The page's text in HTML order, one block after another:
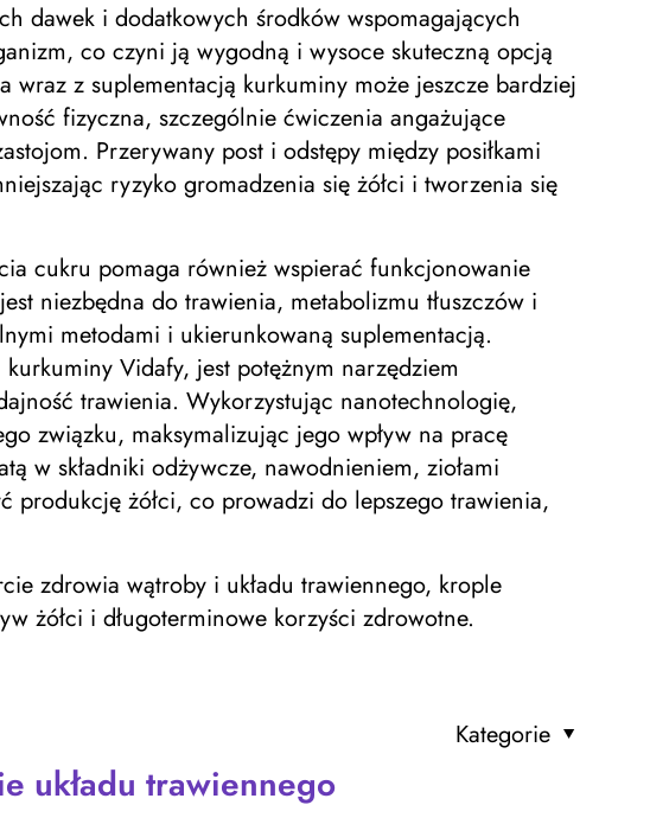
dawek i dodatkowych środków wspomagających
co czyni ją wygodną i wysoce skuteczną opcją
z suplementacją kurkuminy może jeszcze bardziej
fizyczna, szczególnie ćwiczenia angażujące
Przerywany post i odstępy między posiłkami
ryzyko gromadzenia się żółci i tworzenia się
cukru pomaga również wspierać funkcjonowanie
jest niezbędna do trawienia, metabolizmu tłuszczów i
metodami i ukierunkowaną suplementacją.
Vidafy, jest potężnym narzędziem
trawienia. Wykorzystując nanotechnologię,
związku, maksymalizując jego wpływ na pracę
w składniki odżywcze, nawodnieniem, ziołami
produkcję żółci, co prowadzi do lepszego trawienia,
zdrowia wątroby i układu trawiennego, krople
żółci i długoterminowe korzyści zdrowotne.
Kategorie
układu trawiennego